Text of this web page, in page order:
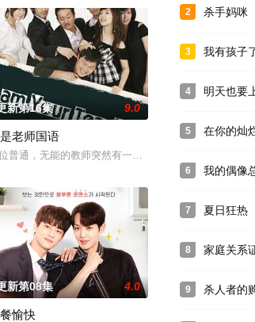
关与司法机关进行愉快反击的故事。
一对姐妹，金珠跟着母亲生活，银珠则与奶奶相依为
新第16集 9.0
老师国语
普通，无能的教师突然有一天从天上掉了一个10亿元
新第08集 4.0
愉快
2 杀手妈咪
3 我有孩子
4 明天也要
5 在你的灿
6 我的偶像
7 夏日狂热
8 家庭关系
9 杀人者的